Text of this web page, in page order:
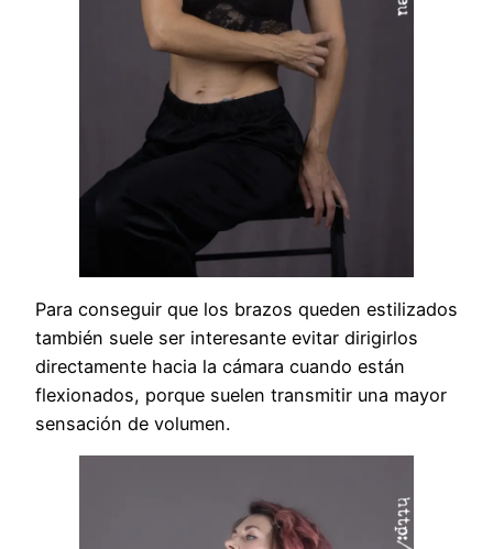
Para conseguir que los brazos queden estilizados
también suele ser interesante evitar dirigirlos
directamente hacia la cámara cuando están
flexionados, porque suelen transmitir una mayor
sensación de volumen.